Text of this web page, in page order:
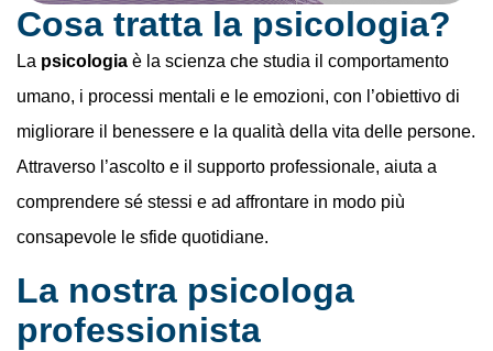
Cosa tratta la psicologia?
La psicologia è la scienza che studia il comportamento
umano, i processi mentali e le emozioni, con l’obiettivo di
migliorare il benessere e la qualità della vita delle persone.
Attraverso l’ascolto e il supporto professionale, aiuta a
comprendere sé stessi e ad affrontare in modo più
consapevole le sfide quotidiane.
La nostra psicologa
professionista